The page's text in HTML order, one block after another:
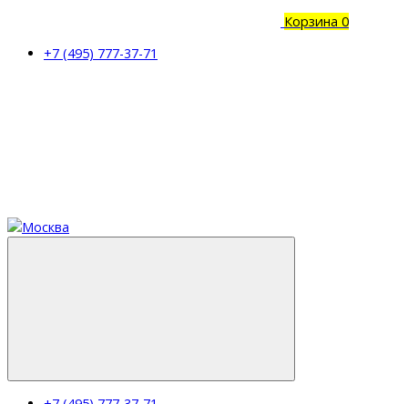
Корзина 0
+7 (495) 777-37-71